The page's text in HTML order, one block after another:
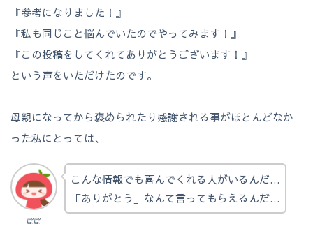
『参考になりました！』
『私も同じこと悩んでいたのでやってみます！』
『この投稿をしてくれてありがとうございます！』
という声をいただけたのです。
母親になってから褒められたり感謝される事がほとんどなか
った私にとっては、
ぽぽ
こんな情報でも喜んでくれる人がいるんだ…
「ありがとう」なんて言ってもらえるんだ…